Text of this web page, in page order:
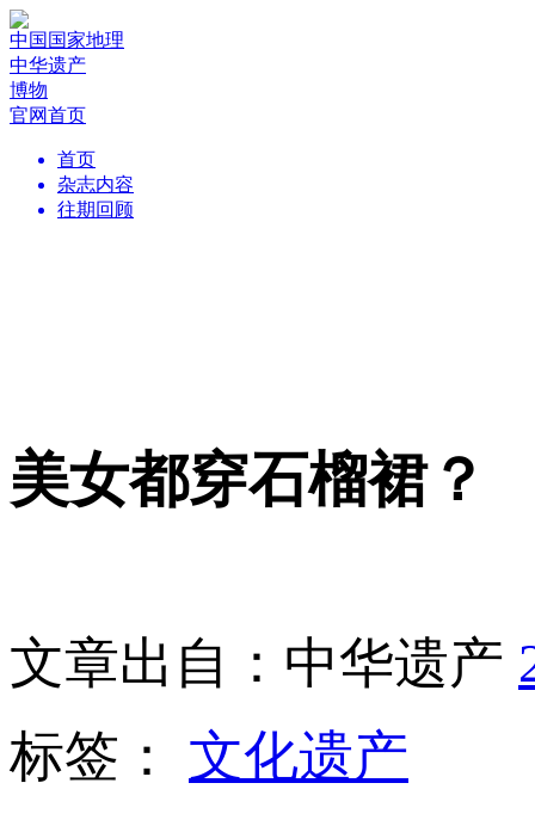
中国国家地理
中华遗产
博物
官网首页
首页
杂志内容
往期回顾
美女都穿石榴裙？
文章出自：中华遗产
标签： 文化遗产